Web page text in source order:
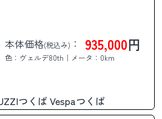
本体価格(税込み) ： 935,000円
色：ヴェルデ80th｜メータ：0km
つくば Vespaつくば